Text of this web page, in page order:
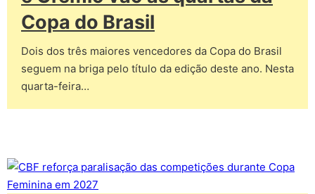
Copa do Brasil
Dois dos três maiores vencedores da Copa do Brasil
seguem na briga pelo título da edição deste ano. Nesta
quarta-feira…